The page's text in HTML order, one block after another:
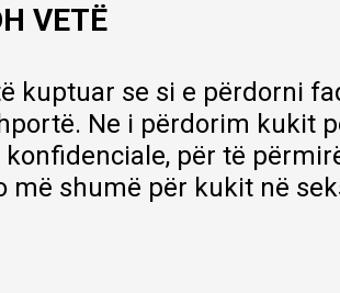
VETË
kuptuar se si e përdorni
Ne i përdorim kukit
për të
më shumë për kukit në